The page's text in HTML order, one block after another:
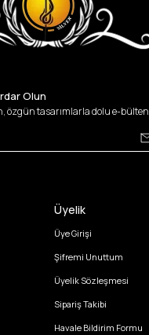
Olun
özgün tasarımlarla dolu e-
Üyelik
Üye Girişi
Şifremi Unuttum
Üyelik Sözleşmesi
Sipariş Takibi
Havale Bildirim Formu